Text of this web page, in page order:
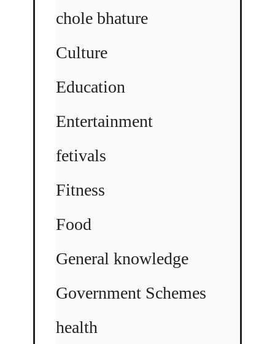
chole bhature
Culture
Education
Entertainment
fetivals
Fitness
Food
General knowledge
Government Schemes
health